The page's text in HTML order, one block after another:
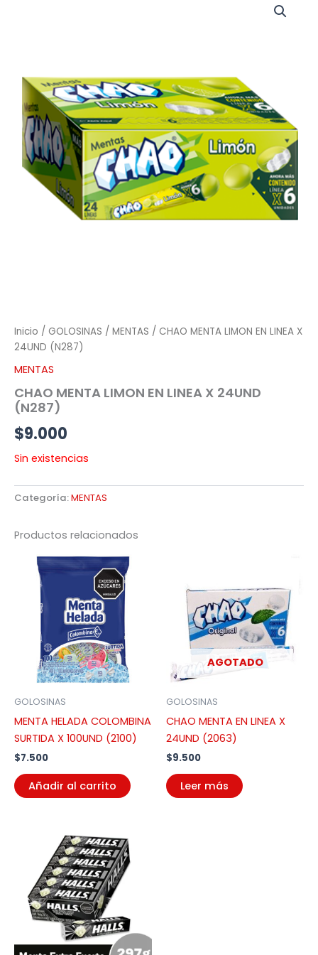
Inicio / GOLOSINAS / MENTAS / CHAO MENTA LIMON EN LINEA X
24UND (N287)
MENTAS
CHAO MENTA LIMON EN LINEA X 24UND
(N287)
$9.000
Sin existencias
Categoría:MENTAS
Productos relacionados
GOLOSINAS
MENTA HELADA COLOMBINA
SURTIDA X 100UND (2100)
$7.500
Añadir al carrito
AGOTADO
GOLOSINAS
CHAO MENTA EN LINEA X
24UND (2063)
$9.500
Leer más